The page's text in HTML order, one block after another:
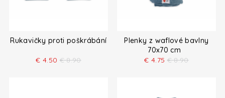
Rukavičky proti poškrábání
€ 4.50 € 8.90
Plenky z waflové bavlny
70x70 cm
€ 4.75 € 8.90